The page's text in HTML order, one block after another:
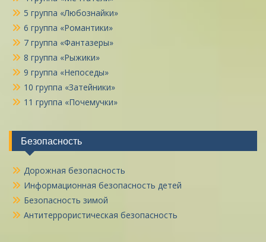
5 группа «Любознайки»
6 группа «Романтики»
7 группа «Фантазеры»
8 группа «Рыжики»
9 группа «Непоседы»
10 группа «Затейники»
11 группа «Почемучки»
Безопасность
Дорожная безопасность
Информационная безопасность детей
Безопасность зимой
Антитеррористическая безопасность